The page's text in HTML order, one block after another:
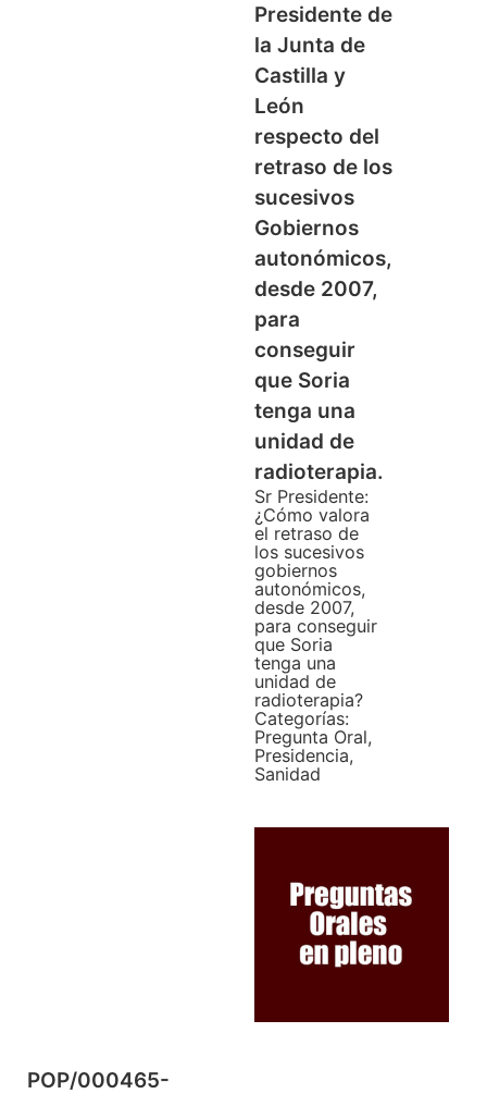
Presidente de
la Junta de
Castilla y
León
respecto del
retraso de los
sucesivos
Gobiernos
autonómicos,
desde 2007,
para
conseguir
que Soria
tenga una
unidad de
radioterapia.
Sr Presidente:
¿Cómo valora
el retraso de
los sucesivos
gobiernos
autonómicos,
desde 2007,
para conseguir
que Soria
tenga una
unidad de
radioterapia?
Categorías:
Pregunta Oral,
Presidencia,
Sanidad
POP/000465-